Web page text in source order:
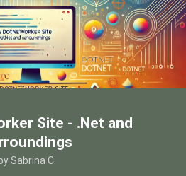
Site - .Net and
by Sabrina C.